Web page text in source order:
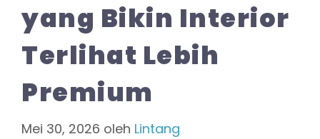
yang Bikin Interior
Terlihat Lebih
Premium
Mei 30, 2026 oleh Lintang